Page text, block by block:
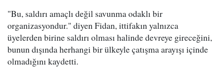
"Bu, saldırı amaçlı değil savunma odaklı bir
organizasyondur." diyen Fidan, ittifakın yalnızca
üyelerden birine saldırı olması halinde devreye gireceğini,
bunun dışında herhangi bir ülkeyle çatışma arayışı içinde
olmadığını kaydetti.